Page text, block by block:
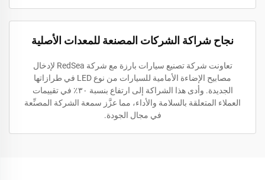
نجاح شراكة الشركات المصنعة للمعدات الأصلية
تعاونت شركة تصنيع سيارات بارزة مع شركة RedSea لإدخال
مصابيح الإضاءة الأمامية للسيارات من نوع LED في طرازاتها
الجديدة. وأدى هذا الشراكة إلى ارتفاع بنسبة ٣٠٪ في تقييمات
العملاء المتعلقة بالسلامة والأداء، مما عزَّز سمعة الشركة المصنِّعة
في مجال الجودة.